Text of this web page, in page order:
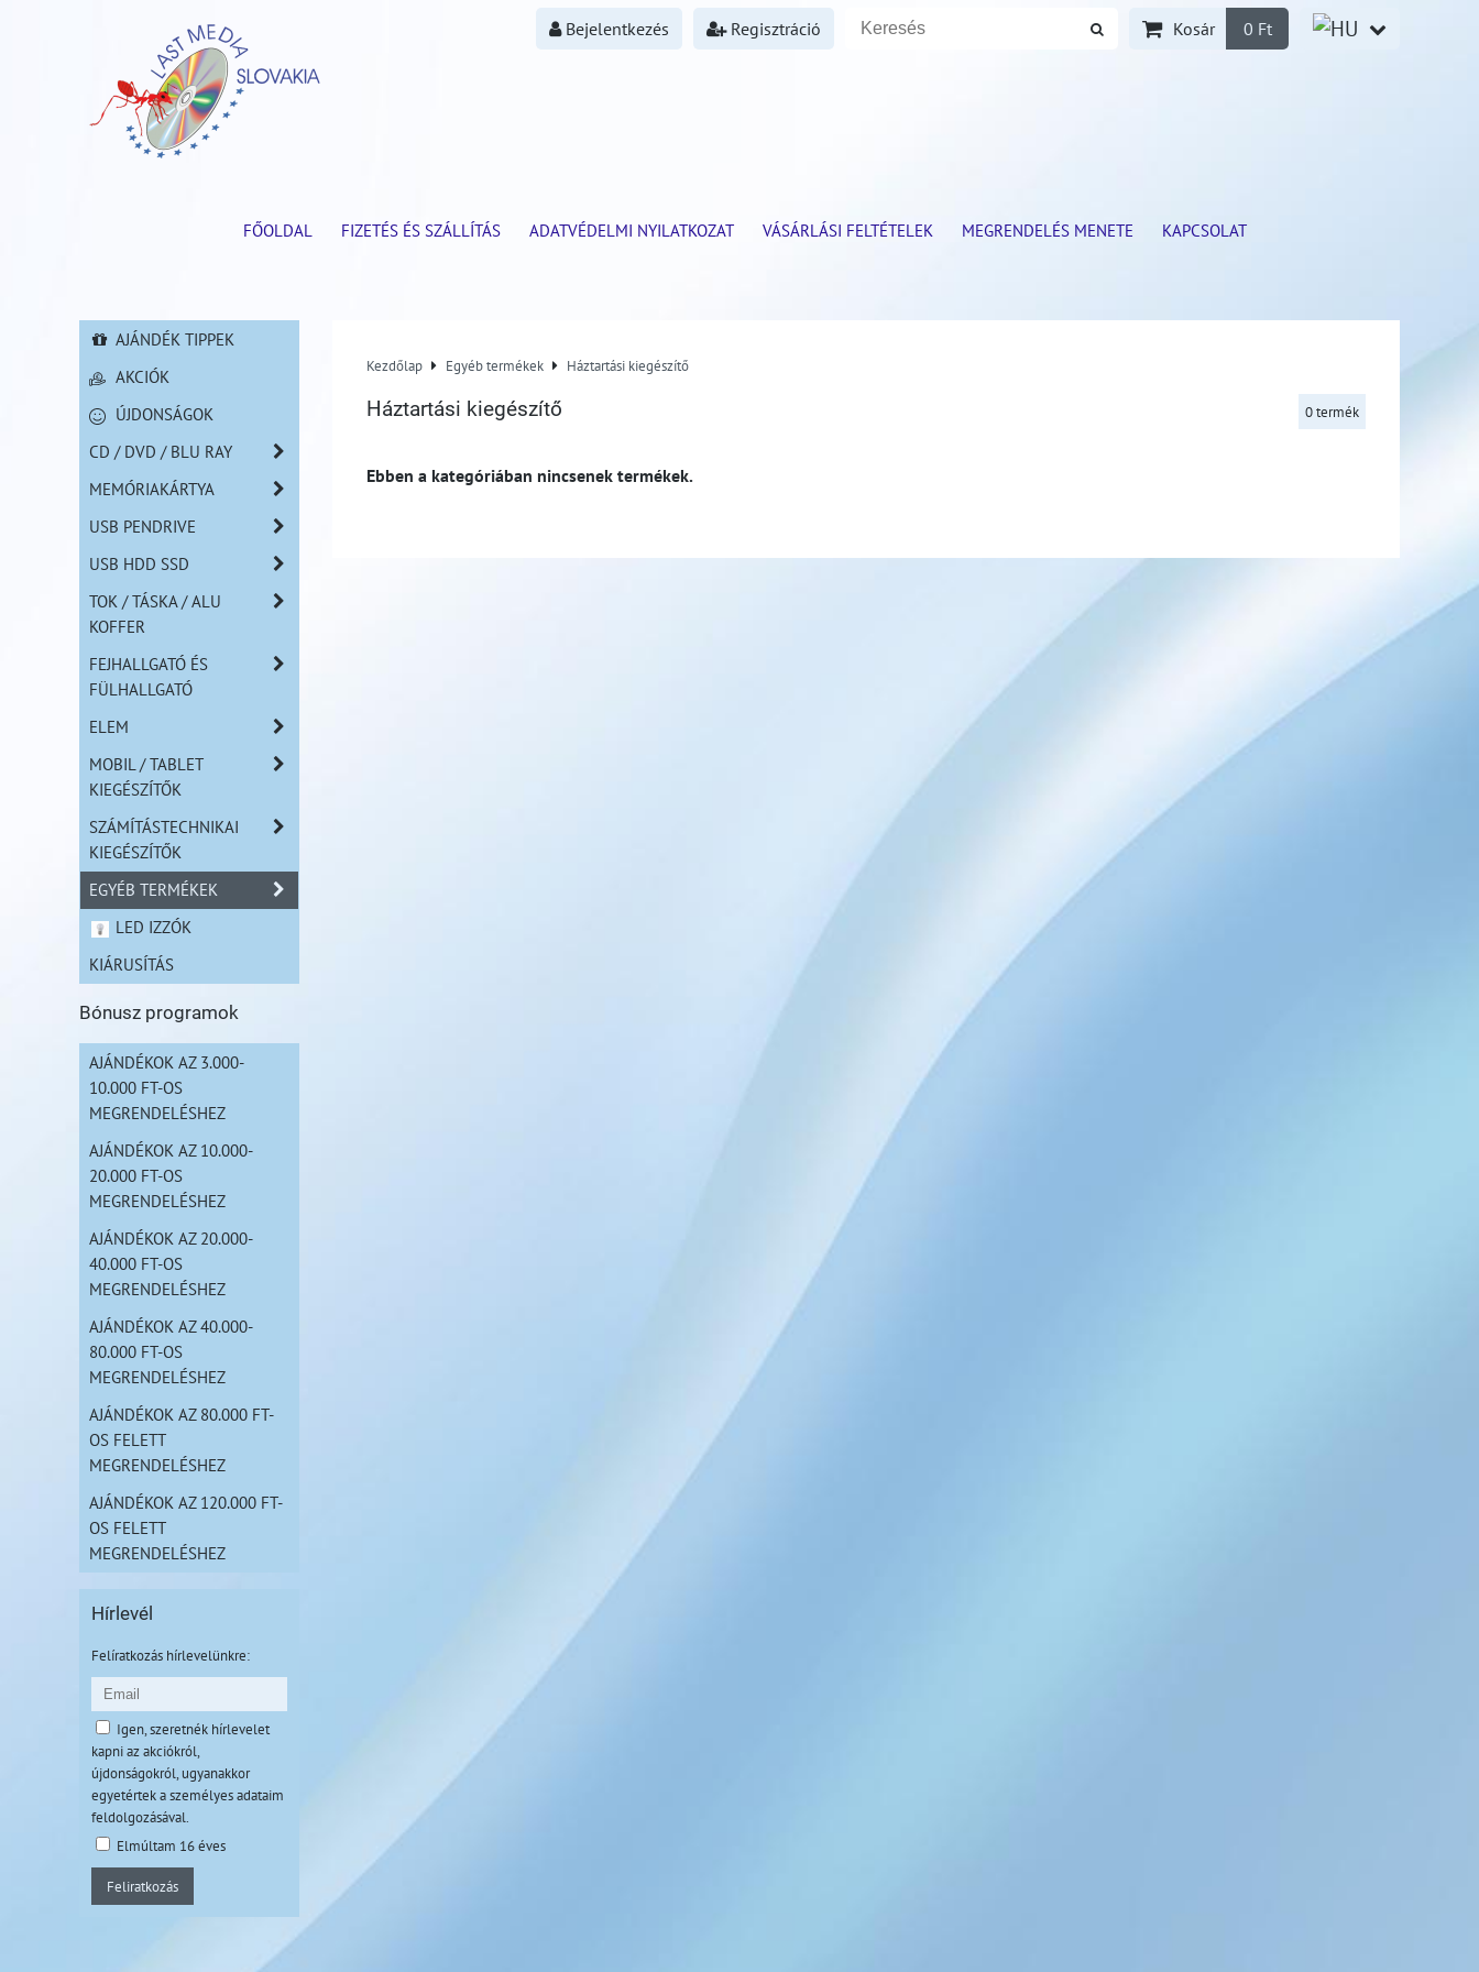
Bejelentkezés Regisztráció Kosár 0 Ft
FŐOLDAL FIZETÉS ÉS SZÁLLÍTÁS ADATVÉDELMI NYILATKOZAT VÁSÁRLÁSI FELTÉTELEK MEGRENDELÉS MENETE KAPCSOLAT
Kezdőlap Egyéb termékek Háztartási kiegészítő
Háztartási kiegészítő 0termék
AJÁNDÉK TIPPEK
AKCIÓK
ÚJDONSÁGOK
CD / DVD / BLU RAY
MEMÓRIAKÁRTYA
USB PENDRIVE
USB HDD SSD
TOK / TÁSKA / ALU
KOFFER
FEJHALLGATÓ ÉS
FÜLHALLGATÓ
ELEM
MOBIL / TABLET
KIEGÉSZÍTŐK
SZÁMÍTÁSTECHNIKAI
KIEGÉSZÍTŐK
EGYÉB TERMÉKEK
LED IZZÓK
KIÁRUSÍTÁS
Bónusz programok
AJÁNDÉKOK AZ 3.000-
10.000 FT-OS
MEGRENDELÉSHEZ
AJÁNDÉKOK AZ 10.000-
20.000 FT-OS
MEGRENDELÉSHEZ
AJÁNDÉKOK AZ 20.000-
40.000 FT-OS
MEGRENDELÉSHEZ
AJÁNDÉKOK AZ 40.000-
80.000 FT-OS
MEGRENDELÉSHEZ
AJÁNDÉKOK AZ 80.000 FT-
OS FELETT
MEGRENDELÉSHEZ
AJÁNDÉKOK AZ 120.000 FT-
OS FELETT
MEGRENDELÉSHEZ
Hírlevél
Felíratkozás hírlevelünkre:
Igen, szeretnék hírlevelet
kapni az akciókról,
újdonságokról, ugyanakkor
egyetértek a személyes adataim
feldolgozásával.
Elmúltam 16 éves
Feliratkozás